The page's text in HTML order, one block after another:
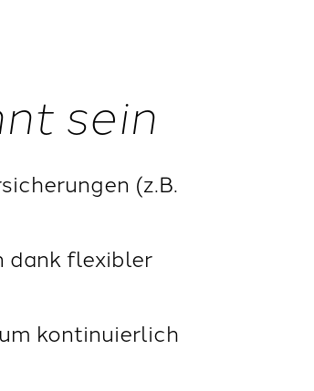
sein
(z.B.
dank flexibler
kontinuierlich